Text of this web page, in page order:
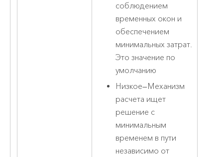
соблюдением
временных окон и
обеспечением
минимальных затрат.
Это значение по
умолчанию
Низкое—Механизм
расчета ищет
решение с
минимальным
временем в пути
независимо от